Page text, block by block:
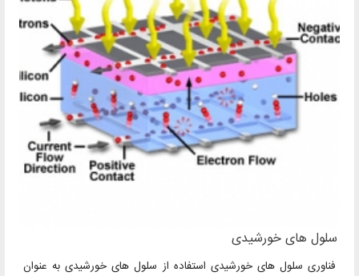
سلول های خورشیدی
فناوری سلول های خورشیدی استفاده از سلول های خورشیدی به عنوان